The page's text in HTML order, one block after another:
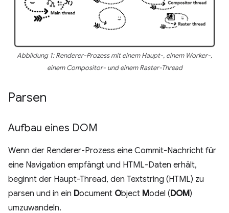
Abbildung 1: Renderer-Prozess mit einem Haupt-, einem Worker-,
einem Compositor- und einem Raster-Thread
Parsen
Aufbau eines DOM
Wenn der Renderer-Prozess eine Commit-Nachricht für
eine Navigation empfängt und HTML-Daten erhält,
beginnt der Haupt-Thread, den Textstring (HTML) zu
parsen und in ein Document Object Model (DOM)
umzuwandeln.